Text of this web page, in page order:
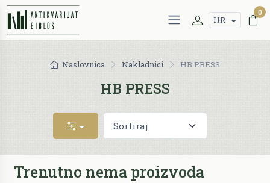
HR
0
Naslovnica Nakladnici HB PRESS
HB PRESS
Trenutno nema proizvoda